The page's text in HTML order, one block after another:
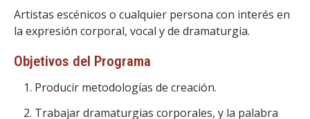
Artistas escénicos o cualquier persona con interés en
la expresión corporal, vocal y de dramaturgia.
Objetivos del Programa
Producir metodologías de creación.
Trabajar dramaturgias corporales, y la palabra